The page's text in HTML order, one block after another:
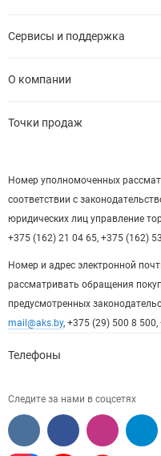
Сервисы и поддержка
О компании
Точки продаж
Номер уполномоченных
соответствии с
юридических лиц управление
+375 (162) 21 04 65, +375 (162)
Номер и адрес электронной
рассматривать обращения
предусмотренных
mail@aks.by, +375 (29) 500 8
Телефоны
Следите за нами в соцсетях